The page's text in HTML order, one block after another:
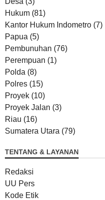
Hukum (81)
Kantor Hukum Indometro (7)
Papua (5)
Pembunuhan (76)
Perempuan (1)
Polda (8)
Polres (15)
Proyek (10)
Proyek Jalan (3)
Riau (16)
Sumatera Utara (79)
TENTANG & LAYANAN
Redaksi
UU Pers
Kode Etik